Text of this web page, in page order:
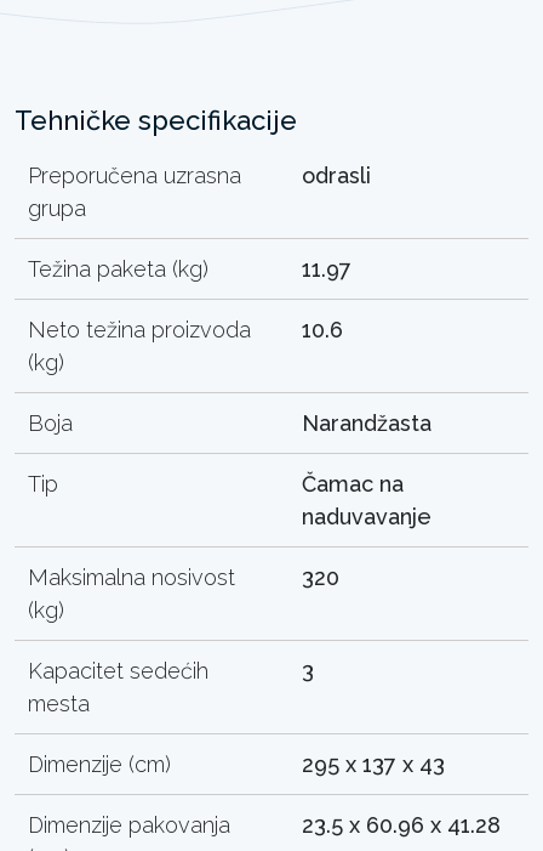
Tehničke specifikacije
Preporučena uzrasna
grupa
odrasli
Težina paketa (kg) 11.97
Neto težina proizvoda
(kg)
10.6
Boja Narandžasta
Tip
Čamac na
naduvavanje
Maksimalna nosivost
(kg)
320
Kapacitet sedećih
mesta
3
Dimenzije (cm) 295 x 137 x 43
Dimenzije pakovanja
23.5 x 60.96 x 41.28